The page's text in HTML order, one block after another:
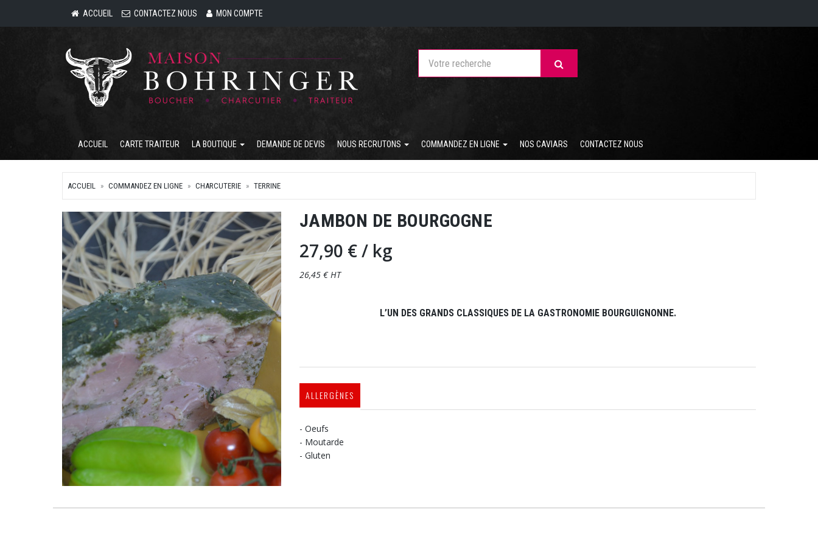
ACCUEIL CONTACTEZ NOUS MON COMPTE
ACCUEIL CARTE TRAITEUR LA BOUTIQUE DEMANDE DE DEVIS NOUS RECRUTONS COMMANDEZ EN LIGNE NOS CAVIARS CONTACTEZ NOUS
ACCUEIL COMMANDEZ EN LIGNE CHARCUTERIE TERRINE
JAMBON DE BOURGOGNE
27,90 €/ kg
26,45 € HT
L’UN DES GRANDS CLASSIQUES DE LA GASTRONOMIE BOURGUIGNONNE.
ALLERGÈNES
- Oeufs
- Moutarde
- Gluten